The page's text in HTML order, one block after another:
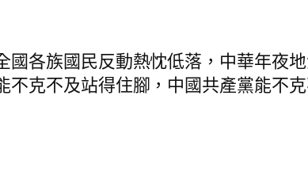
各族國民反動熱忱低落，中華年夜
克不及站得住腳，中國共產黨能不